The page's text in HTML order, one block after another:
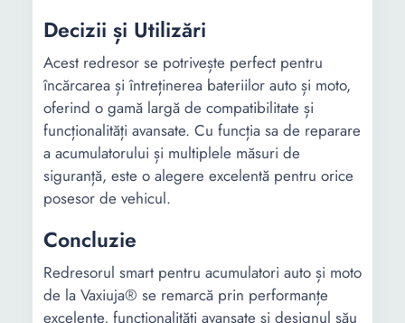
Decizii și Utilizări
Acest redresor se potrivește perfect pentru
încărcarea și întreținerea bateriilor auto și moto,
oferind o gamă largă de compatibilitate și
funcționalități avansate. Cu funcția sa de reparare
a acumulatorului și multiplele măsuri de
siguranță, este o alegere excelentă pentru orice
posesor de vehicul.
Concluzie
Redresorul smart pentru acumulatori auto și moto
de la Vaxiuja® se remarcă prin performanțe
excelente, funcționalități avansate și designul său